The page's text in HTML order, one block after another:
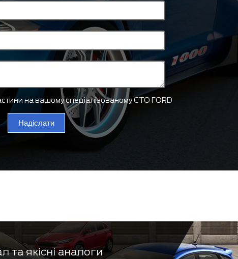
на вашому спеціалізованому СТО FORD
Надіслати
та якісні аналоги